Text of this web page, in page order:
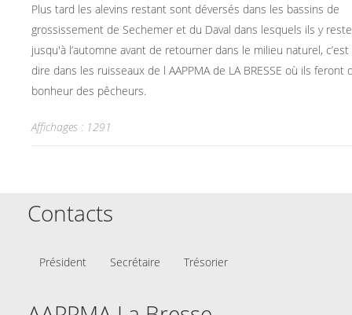
Plus tard les alevins restant sont déversés dans les bassins de
grossissement de Sechemer et du Daval dans lesquels ils y
jusqu'à l’automne avant de retourner dans le milieu naturel, c’est
dire dans les ruisseaux de l AAPPMA de LA BRESSE où ils feront
bonheur des pêcheurs.
Affichages : 1291
Contacts
Président Secrétaire Trésorier